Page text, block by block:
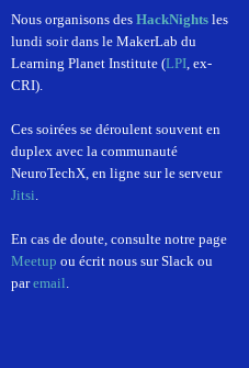
Nous organisons des HackNightsles
lundi soir dans le MakerLab du
Learning Planet Institute (LPI, ex-
CRI).
Ces soirées se déroulent souvent en
duplex avec la communauté
NeuroTechX, en ligne sur le serveur
Jitsi.
En cas de doute, consulte notre page
Meetup ou écrit nous sur Slack ou
paremail.